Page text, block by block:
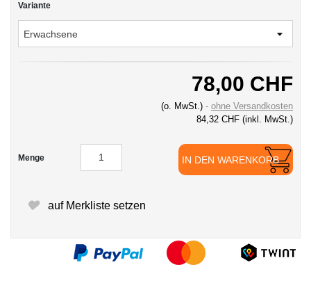
Variante
78,00 CHF
(o. MwSt.)
ohne Versandkosten
84,32 CHF (inkl. MwSt.)
Menge IN DEN WARENKORB
auf Merkliste setzen